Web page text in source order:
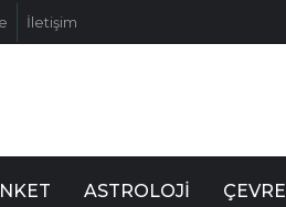
İletişim
ASTROLOJI ÇEVRE